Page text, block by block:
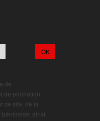
de
de promotion
ce site, de la
béninoise, ainsi